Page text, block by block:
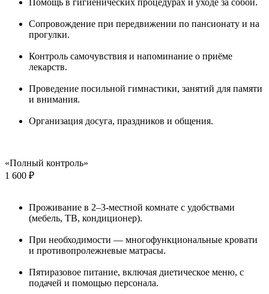
Помощь в гигиенических процедурах и уходе за собой.
Сопровождение при передвижении по пансионату и на
прогулки.
Контроль самочувствия и напоминание о приёме
лекарств.
Проведение посильной гимнастики, занятий для памяти
и внимания.
Организация досуга, праздников и общения.
«Полный контроль»
1 600 ₽
Проживание в 2–3-местной комнате с удобствами
(мебель, ТВ, кондиционер).
При необходимости — многофункциональные кровати
и противопролежневые матрасы.
Пятиразовое питание, включая диетическое меню, с
подачей и помощью персонала.